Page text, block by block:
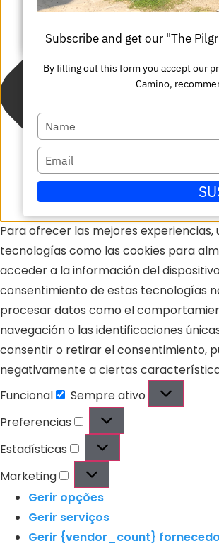
Para ofrecer las mejores experiencias,
tecnologías como las cookies para
acceder a la información del
consentimiento de estas tecnologías
procesar datos como el
navegación o las identificaciones
consentir o retirar el consentimiento,
negativamente a ciertas
Funcional
Sempre ativo
Preferencias
Estadísticas
Marketing
Gerir opções
Gerir serviços
Gerir {vendor_count}
su
correo
Subscribe and get our "The
By filling out this form you accept our
Camino,
Escriba
su
nombre
Escriba
su
correo
electrónico